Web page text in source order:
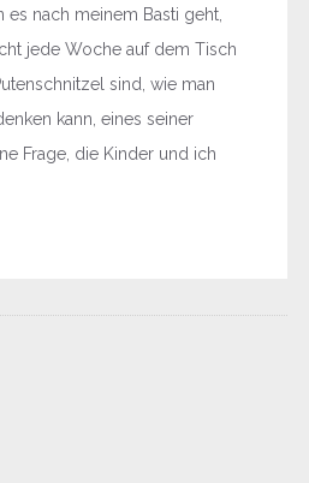
nach meinem Basti geht,
jede Woche auf dem Tisch
sind, wie man
kann, eines seiner
Frage, die Kinder und ich